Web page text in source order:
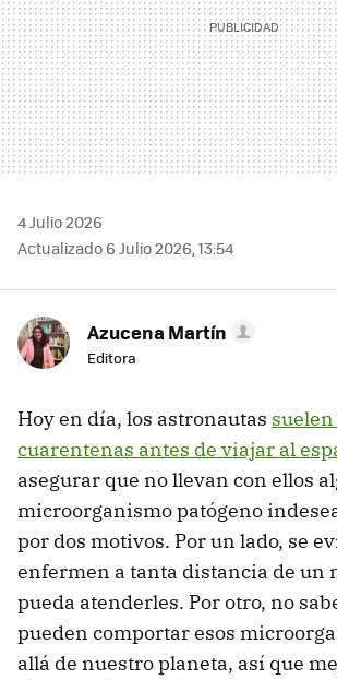
4 Julio 2026
Actualizado 6 Julio 2026, 13:54
Azucena Martín
Editora
Hoy en día, los astronautas
cuarentenas antes de viajar al
asegurar que no llevan con ellos
microorganismo patógeno
por dos motivos. Por un lado, se
enfermen a tanta distancia de un
pueda atenderles. Por otro, no
pueden comportar esos
allá de nuestro planeta, así que